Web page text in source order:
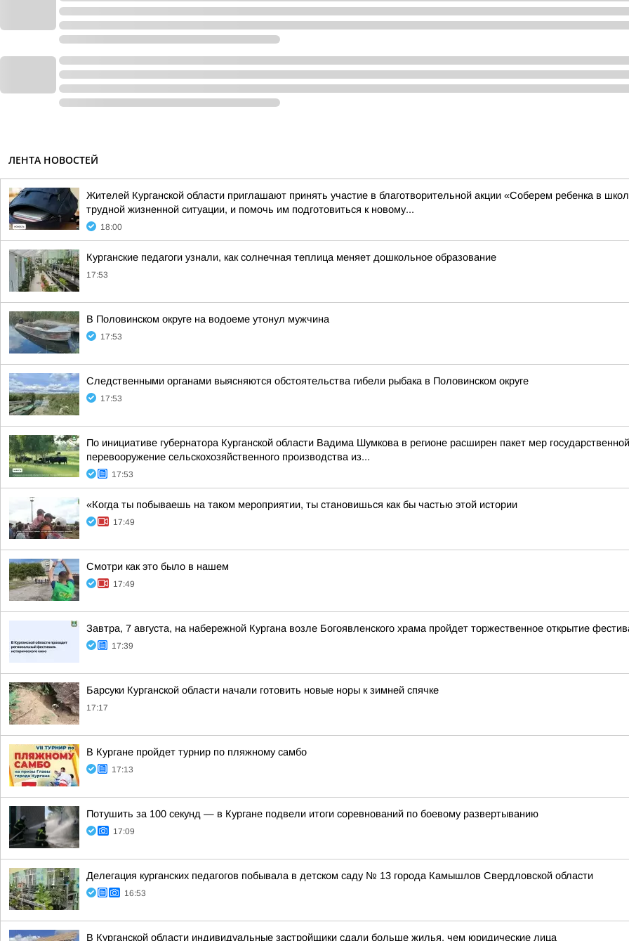
ЛЕНТА НОВОСТЕЙ
Жителей Курганской области приглашают принять участие в благотворительной акции «Соберем ребенка в
трудной жизненной ситуации, и помочь им подготовиться к новому...
18:00
Курганские педагоги узнали, как солнечная теплица меняет дошкольное образование
17:53
В Половинском округе на водоеме утонул мужчина
17:53
Следственными органами выясняются обстоятельства гибели рыбака в Половинском округе
17:53
По инициативе губернатора Курганской области Вадима Шумкова в регионе расширен пакет мер
перевооружение сельскохозяйственного производства из...
17:53
«Когда ты побываешь на таком мероприятии, ты становишься как бы частью этой истории
17:49
Смотри как это было в нашем
17:49
Завтра, 7 августа, на набережной Кургана возле Богоявленского храма пройдет торжественное открытие
17:39
Барсуки Курганской области начали готовить новые норы к зимней спячке
17:17
В Кургане пройдет турнир по пляжному самбо
17:13
Потушить за 100 секунд — в Кургане подвели итоги соревнований по боевому развертыванию
17:09
Делегация курганских педагогов побывала в детском саду № 13 города Камышлов Свердловской области
16:53
В Курганской области индивидуальные застройщики сдали больше жилья, чем юридические лица